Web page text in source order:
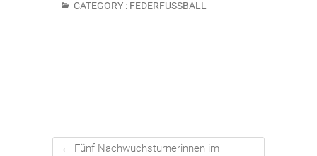
CATEGORY : FEDERFUSSBALL
← Fünf Nachwuchsturnerinnen im